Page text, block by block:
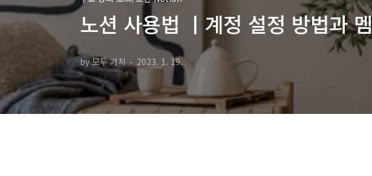
노션 사용법 ㅣ계정 설정 방법과
by 모두 가치 2023. 1. 19.